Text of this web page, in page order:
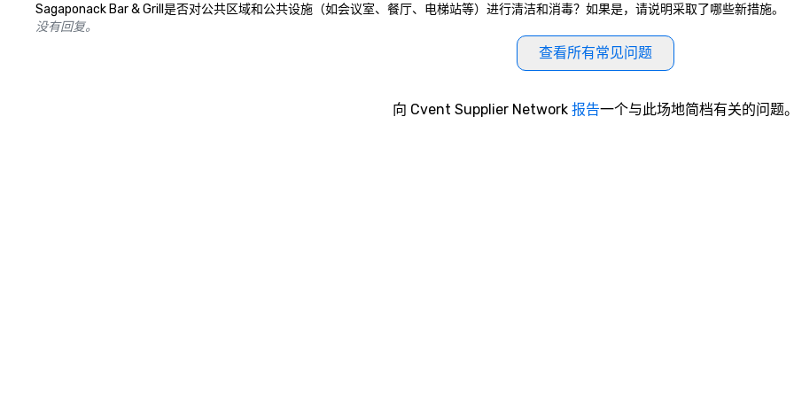
Sagaponack Bar & Grill是否对公共区域和公共设施（如会议室、餐厅、电梯站等）进行清洁和消毒？如果是，请说明采取了哪些新措施。
没有回复。
查看所有常见问题
向 Cvent Supplier Network 报告一个与此场地简档有关的问题